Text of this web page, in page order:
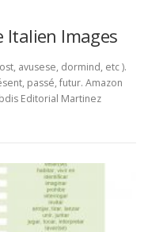
Italien Images
avusese, dormind, etc ).
passé, futur. Amazon
Editorial Martinez